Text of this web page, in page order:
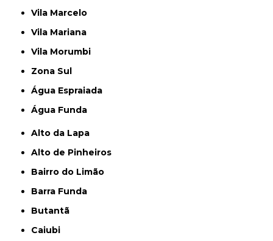
Vila Marcelo
Vila Mariana
Vila Morumbi
Zona Sul
Água Espraiada
Água Funda
Alto da Lapa
Alto de Pinheiros
Bairro do Limão
Barra Funda
Butantã
Caiubi